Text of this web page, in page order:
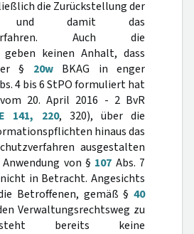
die Zurückstellung der
und damit das
Auch die
geben keinen Anhalt, dass
§ 20wBKAG in enger
4 bis 6 StPO formuliert hat
20. April 2016 - 2 BvR
141, 220, 320), über die
hinaus das
ausgestalten
von § 107 Abs. 7
in Betracht. Angesichts
Betroffenen, gemäß § 40
Verwaltungsrechtsweg zu
bereits keine